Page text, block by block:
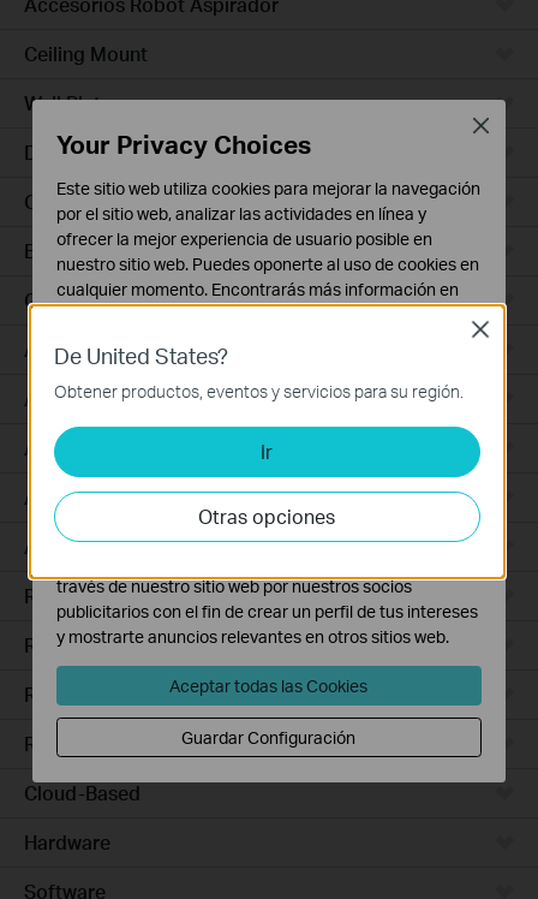
Ceiling Mount
Wall Plate
Desktop
Outdoor
Bridges
GPON
Access Plus
Aggregation
Access Max
Access
Access Pro
Routers Ethernet
Routers Wi-Fi
Routers 5G/4G
Routers Integrados
Cloud-Based
Hardware
Software
De United States?
Obtener productos, eventos y servicios para su región.
Ir
Otras opciones
Close
Your Privacy Choices
Este sitio web utiliza cookies para mejorar la navegación
por el sitio web, analizar las actividades en línea y
ofrecer la mejor experiencia de usuario posible en
nuestro sitio web. Puedes oponerte al uso de cookies en
cualquier momento. Encontrarás más información en
Cookies Básicas
Estas cookies son necesarias para el funcionamiento
del sitio web y no pueden desactivarse en tu sistema.
Cookies de Análisis y de Marketing
Las cookies de análisis nos permiten analizar tus
actividades en nuestro sitio web con el fin de mejorar y
adaptar la funcionalidad del mismo.
través de nuestro sitio web por nuestros socios
publicitarios con el fin de crear un perfil de tus intereses
y mostrarte anuncios relevantes en otros sitios web.
Aceptar todas las Cookies
Guardar Configuración
Close